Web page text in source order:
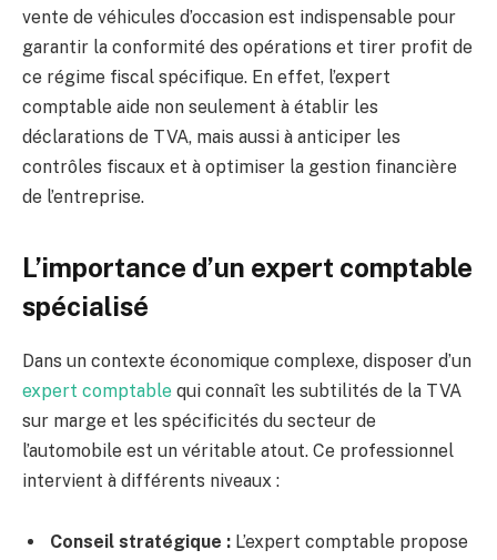
vente de véhicules d’occasion est indispensable pour
garantir la conformité des opérations et tirer profit de
ce régime fiscal spécifique. En effet, l’expert
comptable aide non seulement à établir les
déclarations de TVA, mais aussi à anticiper les
contrôles fiscaux et à optimiser la gestion financière
de l’entreprise.
L’importance d’un expert comptable
spécialisé
Dans un contexte économique complexe, disposer d’un
expert comptable qui connaît les subtilités de la TVA
sur marge et les spécificités du secteur de
l’automobile est un véritable atout. Ce professionnel
intervient à différents niveaux :
Conseil stratégique : L’expert comptable propose